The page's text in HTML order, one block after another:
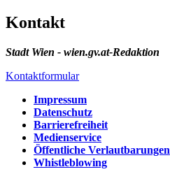
Kontakt
Stadt Wien - wien.gv.at-Redaktion
Kontaktformular
Impressum
Datenschutz
Barrierefreiheit
Medienservice
Öffentliche Verlautbarungen
Whistleblowing